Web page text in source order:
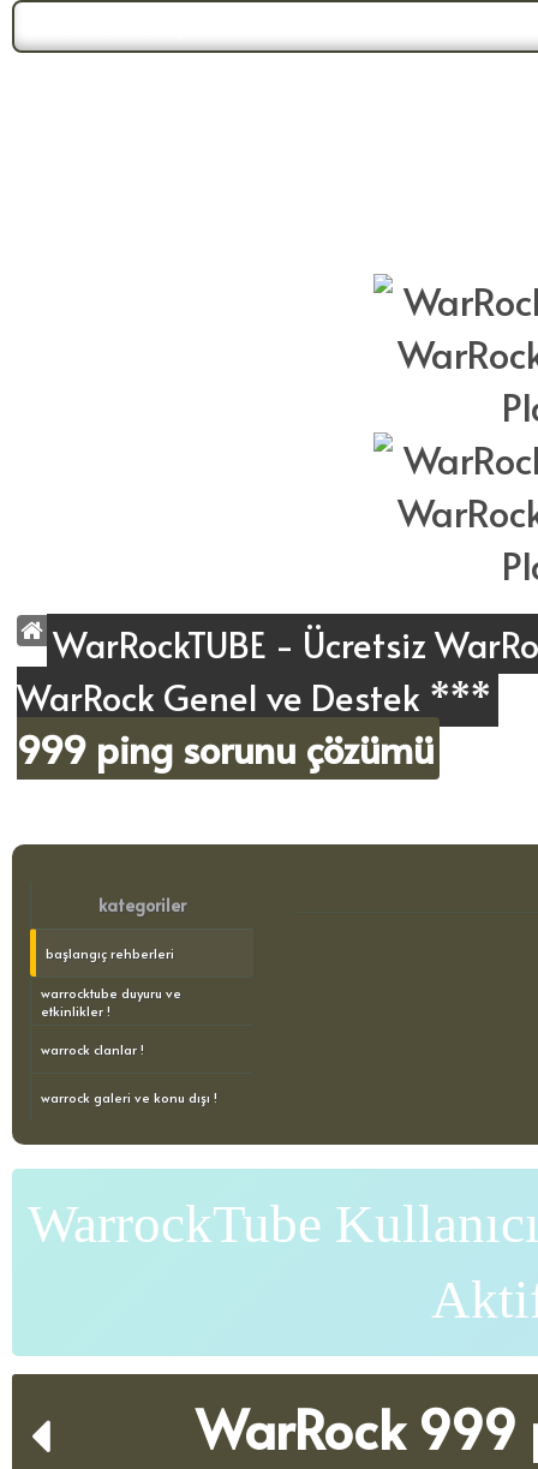
WarRockTUBE - Ücretsiz
WarRock Genel ve Destek ***
999 ping sorunu çözümü
kategoriler
başlangıç rehberleri
warrocktube duyuru ve
etkinlikler !
warrock clanlar !
warrock galeri ve konu dışı !
WarrockTube
WarRock 999